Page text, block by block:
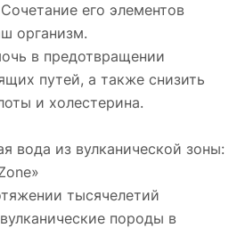
его элементов
организм.
в предотвращении
путей, а также снизить
и холестерина.
вода из вулканической зоны:
тысячелетий
породы в